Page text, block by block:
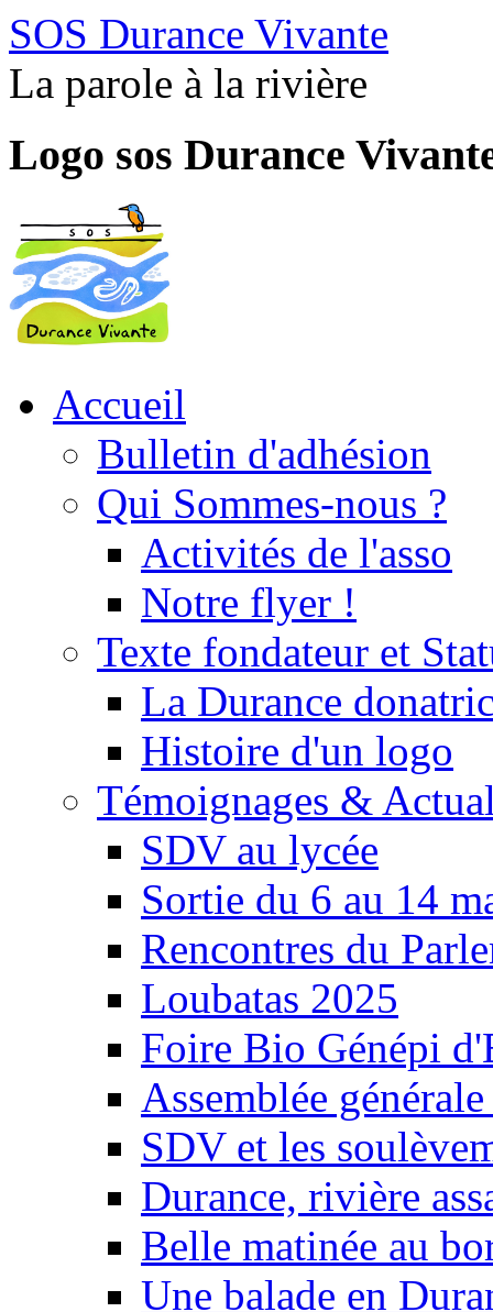
SOS Durance Vivante
La parole à la rivière
Logo sos Durance
Accueil
Bulletin d'adhésion
Qui Sommes-nous ?
Activités de l'asso
Notre flyer !
Texte fondateur et
La Durance
Histoire d'un logo
Témoignages &
SDV au lycée
Sortie du 6 au 14
Rencontres du
Loubatas 2025
Foire Bio Génépi
Assemblée
SDV et les
Durance, rivière
Belle matinée au
Une balade en